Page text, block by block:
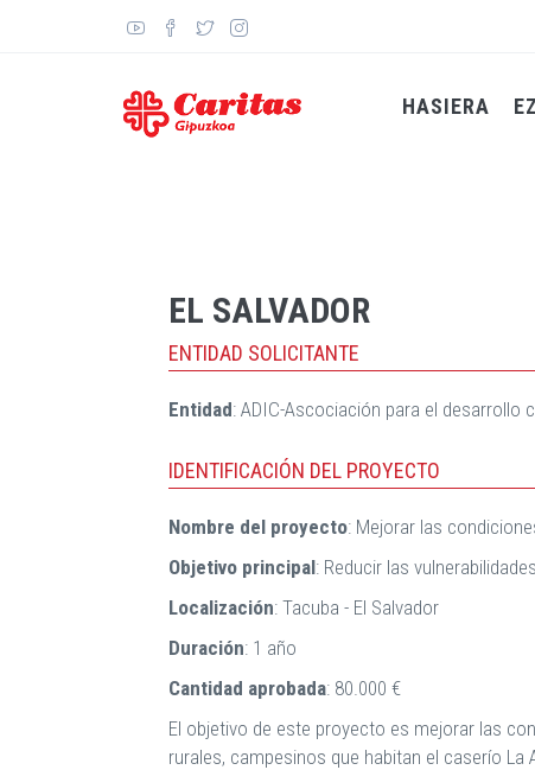
HASIERA
EL SALVADOR
ENTIDAD SOLICITANTE
Entidad: ADIC-Ascociación para el desarrollo
IDENTIFICACIÓN DEL PROYECTO
Nombre del proyecto: Mejorar las
Objetivo principal: Reducir las
Localización: Tacuba - El Salvador
Duración: 1 año
Cantidad aprobada: 80.000 €
El objetivo de este proyecto es mejorar las
rurales, campesinos que habitan el caserío